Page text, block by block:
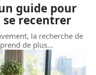
guide pour
recentrer
la recherche de
de plus…